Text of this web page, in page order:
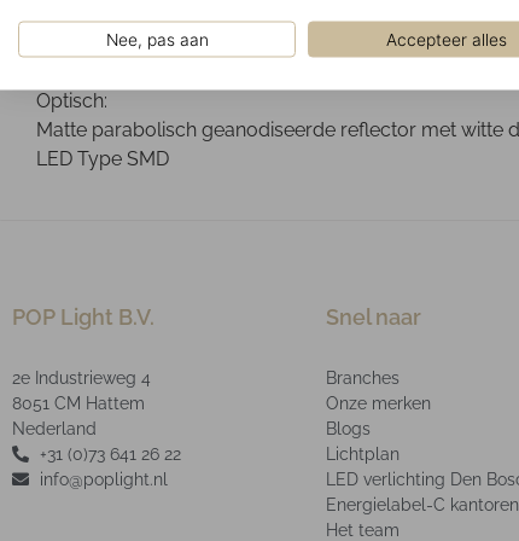
Nee, pas aan Accepteer alles
Geïnstalleerd in verlaagde systeemplafonds met
Ontwerp:
Mat wit RAL9016 poeder gelakte plaatstalen
Optisch:
Matte parabolisch geanodiseerde reflector met witte
LED Type SMD
POP Light B.V.
2e Industrieweg 4
8051 CM Hattem
Nederland
+31 (0)73 641 26 22
info@poplight.nl
Snel naar
Branches
Onze merken
Blogs
Lichtplan
LED verlichting Den
Energielabel-C kantoren
Het team